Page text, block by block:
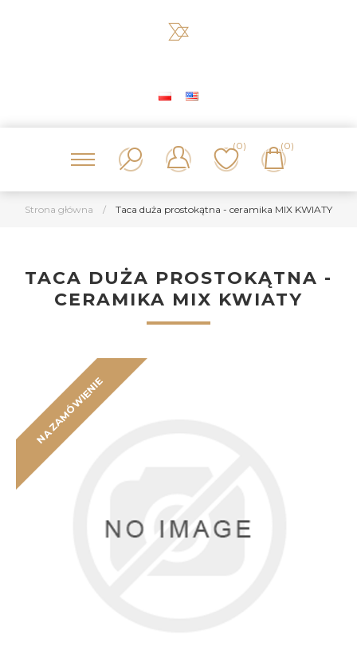
(0) (0)
Strona główna / Taca duża prostokątna - ceramika MIX KWIATY
TACA DUŻA PROSTOKĄTNA -
CERAMIKA MIX KWIATY
NA ZAMÓWIENIE